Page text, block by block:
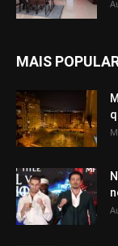
MAIS